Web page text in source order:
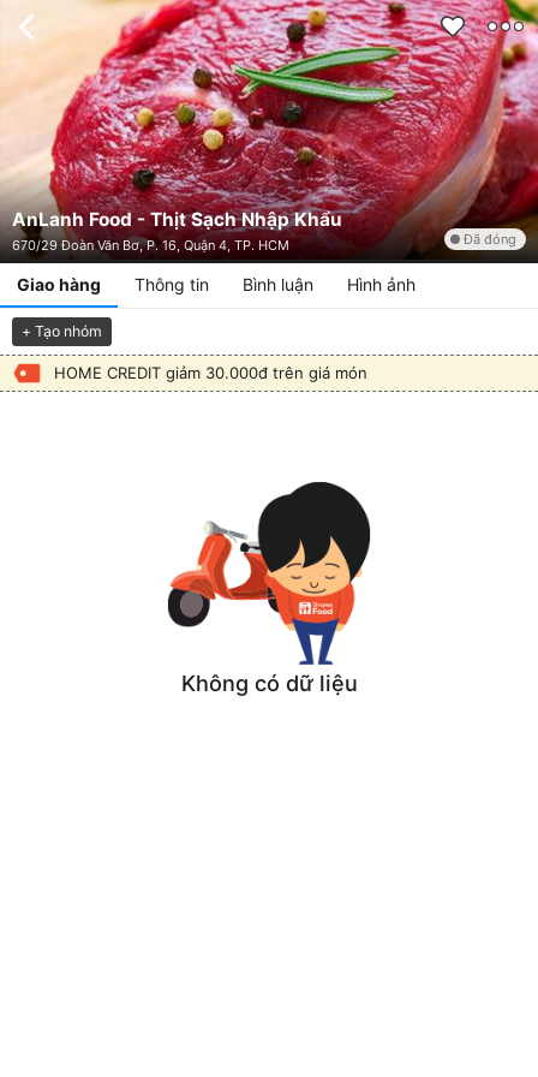
AnLanh Food - Thịt Sạch Nhập Khẩu
670/29 Đoàn Văn Bơ, P. 16, Quận 4, TP. HCM Đã đóng
Giao hàng Thông tin Bình luận Hình ảnh
+ Tạo nhóm
HOME CREDIT giảm 30.000đ trên giá món
Không có dữ liệu